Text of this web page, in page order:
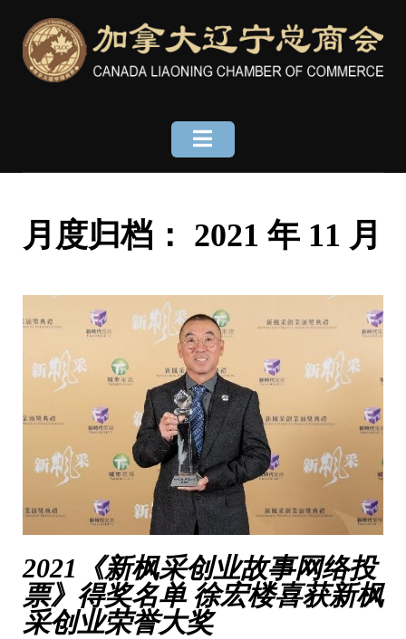
content
月度归档： 2021 年 11 月
2021《新枫采创业故事网络投
票》得奖名单 徐宏楼喜获新枫
采创业荣誉大奖